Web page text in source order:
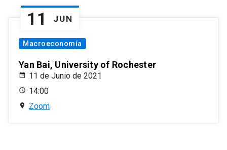
11 JUN
Macroeconomía
Yan Bai, University of Rochester
11 de Junio de 2021
14:00
Zoom